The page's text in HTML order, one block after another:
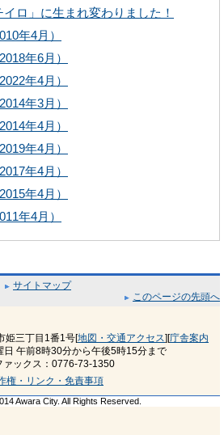
イロ」に生まれ変わりました！
年4月）
年6月）
年4月）
年3月）
年4月）
年4月）
年4月）
年4月）
年4月）
サイトマップ
このページの先頭へ
三丁目1番1号[地図・交通アクセス][庁舎案内
午前8時30分から午後5時15分まで
ックス：0776-73-1350
権・リンク・免責事項
Awara City. All Rights Reserved.